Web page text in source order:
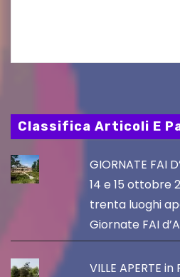
Classifica Articoli E
GIORNATE FAI
14 e 15 ottobre
trenta luoghi
Giornate FAI
VILLE APERTE